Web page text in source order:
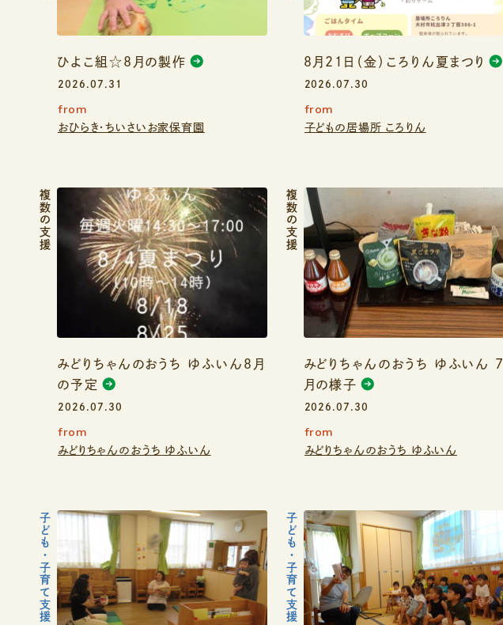
ひよこ組☆8月の製作
2026.07.31
from
おひらき・ちいさいお家保育園
８月２１日（金）ころりん夏まつり
2026.07.30
from
子どもの居場所 ころりん
みどりちゃんのおうち ゆふいん８月
の予定
2026.07.30
from
みどりちゃんのおうち ゆふいん
複数の支援
みどりちゃんのおうち ゆふいん 7
月の様子
2026.07.30
from
みどりちゃんのおうち ゆふいん
複数の支援
子ども・子育て支援 子ども・子育て支援